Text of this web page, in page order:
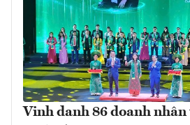
Vinh danh 86 doanh